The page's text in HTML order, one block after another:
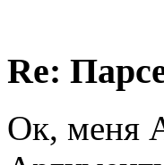
Re:
Ок, меня